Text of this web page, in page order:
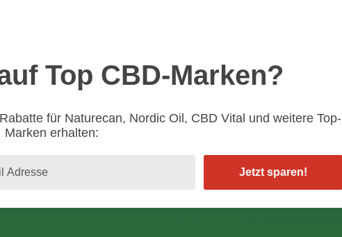
Top CBD-Marken?
für Naturecan, Nordic Oil, CBD Vital und weitere Top-
Marken erhalten:
Jetzt sparen!